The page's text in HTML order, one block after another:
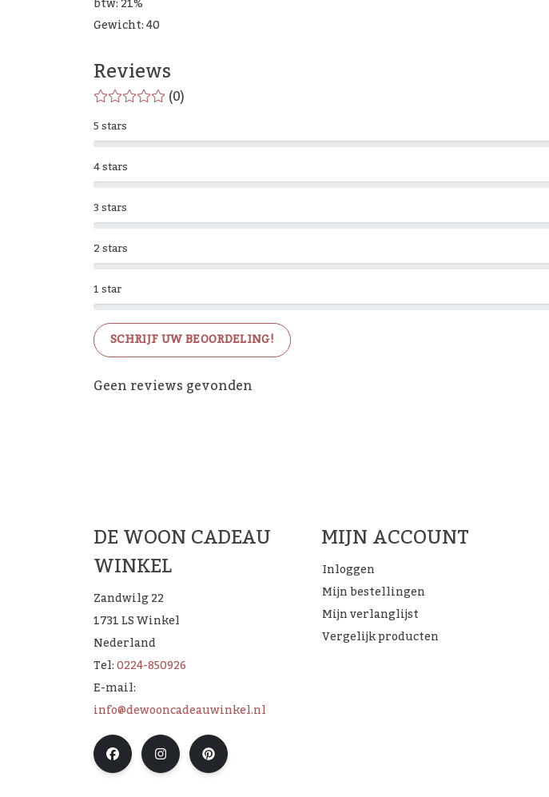
Gewicht: 40
Reviews
(0)
1 star
2 stars
3 stars
4 stars
5 stars
SCHRIJF UW BEOORDELING!
Geen reviews gevonden
DE WOON CADEAU
WINKEL
Zandwilg 22
1731 LS Winkel
Nederland
Tel:0224-850926
E-mail:
info@dewooncadeauwinkel.nl
MIJN ACCOUNT
Inloggen
Mijn bestellingen
Mijn verlanglijst
Vergelijk producten